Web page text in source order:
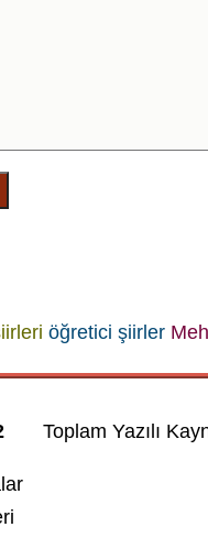
öğretici şiirler
Toplam Yazılı